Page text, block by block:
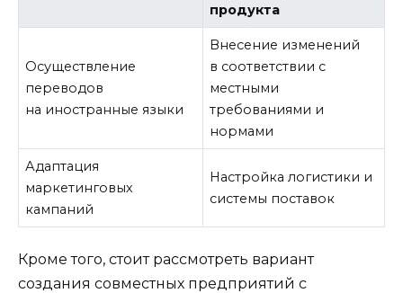
продукта
Осуществление
переводов
на иностранные языки
Внесение изменений
в соответствии с
местными
требованиями и
нормами
Адаптация
маркетинговых
кампаний
Настройка логистики и
системы поставок
Кроме того, стоит рассмотреть вариант
создания совместных предприятий с